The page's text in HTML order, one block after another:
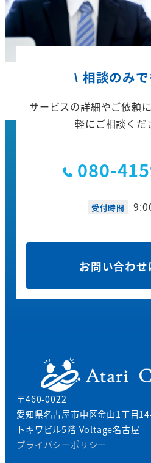
\ 相談のみ
サービスの詳細やご依頼に
軽にご相談くだ
080-
受付時間
お問い合わせ
〒460-0022
愛知県名古屋市中区金山1丁目
トキワビル5階 Voltage名古屋
プライバシーポリシー